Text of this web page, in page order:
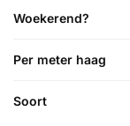
Woekerend?
Per meter haag
Soort